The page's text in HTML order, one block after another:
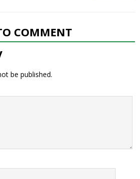
COMMENT
be published.